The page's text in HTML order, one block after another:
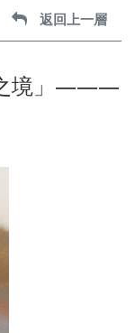
返回上一層
之境」———